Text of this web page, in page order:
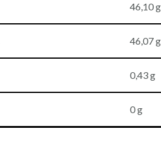
46,10 g
46,07 g
0,43 g
0 g